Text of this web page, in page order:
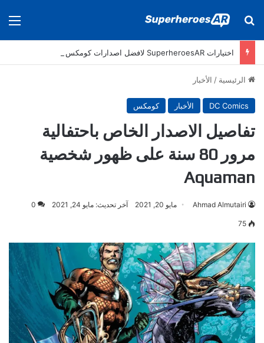
بحث عن
الرئيسية / الأخبار
DC Comics الأخبار كومكس
تفاصيل الاصدار الخاص باحتفالية
مرور 80 سنة على ظهور شخصية
Aquaman
Ahmad Almutairi مايو 20, 2021 آخر تحديث: مايو 24, 2021 0
75